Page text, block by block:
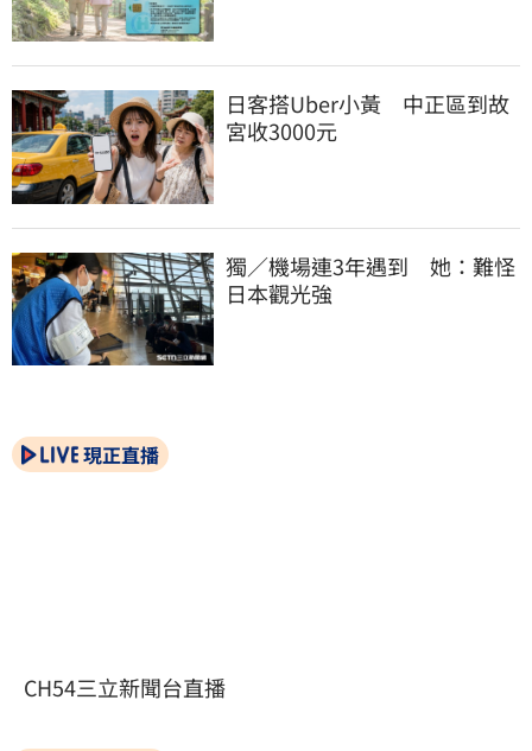
日客搭Uber小黃　中正區到故
宮收3000元
獨／機場連3年遇到　她：難怪
日本觀光強
現正直播
CH54三立新聞台直播